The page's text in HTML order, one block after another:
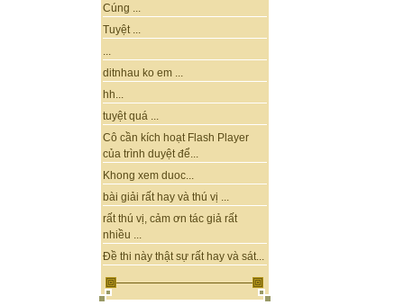
Cúng ...
Tuyệt ...
...
ditnhau ko em ...
hh...
tuyệt quá ...
Cô cần kích hoạt Flash Player
của trình duyệt để...
Khong xem duoc...
bài giải rất hay và thú vị ...
rất thú vị, cảm ơn tác giả rất
nhiều ...
Đề thi này thật sự rất hay và sát...